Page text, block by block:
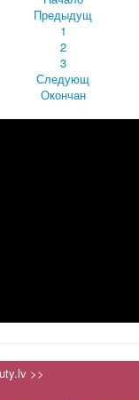
Предыдущ
1
2
3
Следующ
Окончан
>>